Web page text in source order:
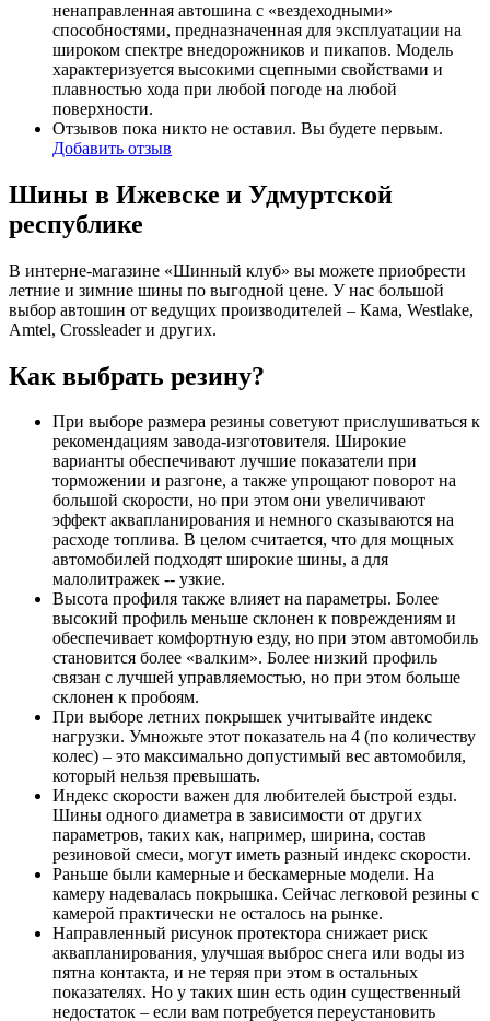
ненаправленная автошина с «вездеходными»
способностями, предназначенная для эксплуатации на
широком спектре внедорожников и пикапов. Модель
характеризуется высокими сцепными свойствами и
плавностью хода при любой погоде на любой
поверхности.
Отзывов пока никто не оставил. Вы будете первым.
Добавить отзыв
Шины в Ижевске и Удмуртской
республике
В интерне-магазине «Шинный клуб» вы можете приобрести
летние и зимние шины по выгодной цене. У нас большой
выбор автошин от ведущих производителей – Кама, Westlake,
Amtel, Crossleader и других.
Как выбрать резину?
При выборе размера резины советуют прислушиваться к
рекомендациям завода-изготовителя. Широкие
варианты обеспечивают лучшие показатели при
торможении и разгоне, а также упрощают поворот на
большой скорости, но при этом они увеличивают
эффект аквапланирования и немного сказываются на
расходе топлива. В целом считается, что для мощных
автомобилей подходят широкие шины, а для
малолитражек -- узкие.
Высота профиля также влияет на параметры. Более
высокий профиль меньше склонен к повреждениям и
обеспечивает комфортную езду, но при этом автомобиль
становится более «валким». Более низкий профиль
связан с лучшей управляемостью, но при этом больше
склонен к пробоям.
При выборе летних покрышек учитывайте индекс
нагрузки. Умножьте этот показатель на 4 (по количеству
колес) – это максимально допустимый вес автомобиля,
который нельзя превышать.
Индекс скорости важен для любителей быстрой езды.
Шины одного диаметра в зависимости от других
параметров, таких как, например, ширина, состав
резиновой смеси, могут иметь разный индекс скорости.
Раньше были камерные и бескамерные модели. На
камеру надевалась покрышка. Сейчас легковой резины с
камерой практически не осталось на рынке.
Направленный рисунок протектора снижает риск
аквапланирования, улучшая выброс снега или воды из
пятна контакта, и не теряя при этом в остальных
показателях. Но у таких шин есть один существенный
недостаток – если вам потребуется переустановить